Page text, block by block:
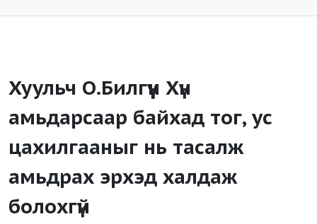
Хуульч О.Билгүүн Хүн
амьдарсаар байхад тог, ус
цахилгааныг нь тасалж
амьдрах эрхэд халдаж
болохгүй